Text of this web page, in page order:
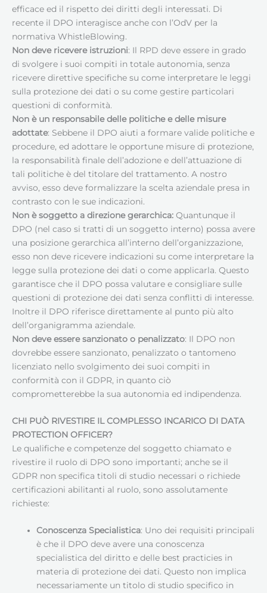
efficace ed il rispetto dei diritti degli interessati. Di
recente il DPO interagisce anche con l’OdV per la
normativa WhistleBlowing.
Non deve ricevere istruzioni: Il RPD deve essere in grado
di svolgere i suoi compiti in totale autonomia, senza
ricevere direttive specifiche su come interpretare le leggi
sulla protezione dei dati o su come gestire particolari
questioni di conformità.
Non è un responsabile delle politiche e delle misure
adottate: Sebbene il DPO aiuti a formare valide politiche e
procedure, ed adottare le opportune misure di protezione,
la responsabilità finale dell’adozione e dell’attuazione di
tali politiche è del titolare del trattamento. A nostro
avviso, esso deve formalizzare la scelta aziendale presa in
contrasto con le sue indicazioni.
Non è soggetto a direzione gerarchica: Quantunque il
DPO (nel caso si tratti di un soggetto interno) possa avere
una posizione gerarchica all’interno dell’organizzazione,
esso non deve ricevere indicazioni su come interpretare la
legge sulla protezione dei dati o come applicarla. Questo
garantisce che il DPO possa valutare e consigliare sulle
questioni di protezione dei dati senza conflitti di interesse.
Inoltre il DPO riferisce direttamente al punto più alto
dell’organigramma aziendale.
Non deve essere sanzionato o penalizzato: Il DPO non
dovrebbe essere sanzionato, penalizzato o tantomeno
licenziato nello svolgimento dei suoi compiti in
conformità con il GDPR, in quanto ciò
comprometterebbe la sua autonomia ed indipendenza.
CHI PUÒ RIVESTIRE IL COMPLESSO INCARICO DI DATA
PROTECTION OFFICER?
Le qualifiche e competenze del soggetto chiamato e
rivestire il ruolo di DPO sono importanti; anche se il
GDPR non specifica titoli di studio necessari o richiede
certificazioni abilitanti al ruolo, sono assolutamente
richieste:
Conoscenza Specialistica: Uno dei requisiti principali
è che il DPO deve avere una conoscenza
specialistica del diritto e delle best practicies in
materia di protezione dei dati. Questo non implica
necessariamente un titolo di studio specifico in